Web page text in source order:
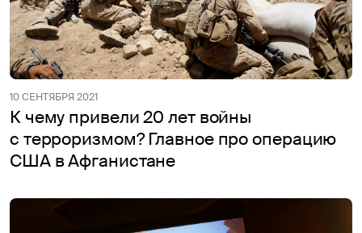
10 СЕНТЯБРЯ 2021
К чему привели 20 лет войны
с терроризмом? Главное про операцию
США в Афганистане